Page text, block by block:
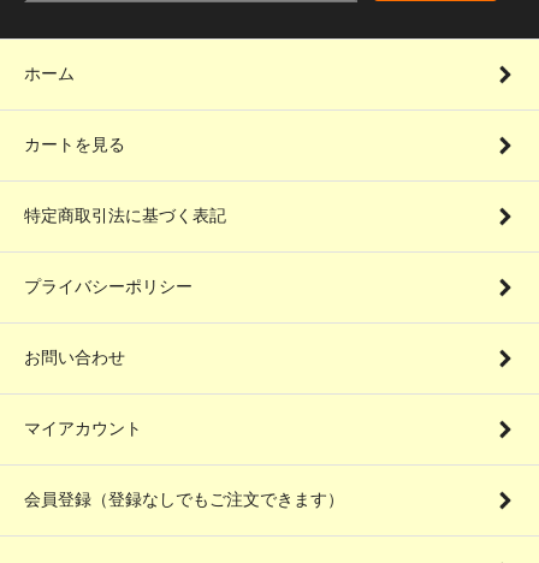
ホーム
カートを見る
特定商取引法に基づく表記
プライバシーポリシー
お問い合わせ
マイアカウント
会員登録（登録なしでもご注文できます）